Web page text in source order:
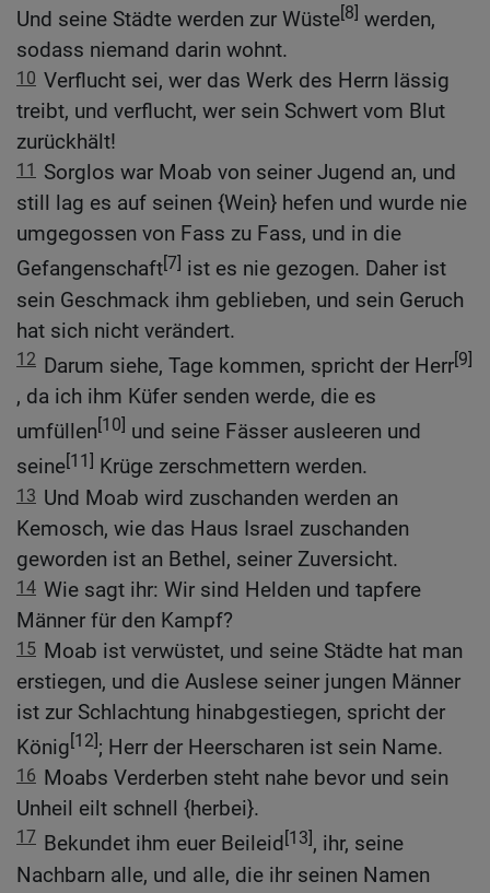
Und seine Städte werden zur Wüste[8] werden,
sodass niemand darin wohnt.
10 Verflucht sei, wer das Werk des Herrn lässig
treibt, und verflucht, wer sein Schwert vom Blut
zurückhält!
11
Sorglos war Moab von seiner Jugend an, und
still lag es auf seinen {Wein} hefen und wurde nie
umgegossen von Fass zu Fass, und in die
Gefangenschaft[7] ist es nie gezogen. Daher ist
sein Geschmack ihm geblieben, und sein Geruch
hat sich nicht verändert.
12 Darum siehe, Tage kommen, spricht der Herr[9]
, da ich ihm Küfer senden werde, die es
umfüllen[10] und seine Fässer ausleeren und
seine[11] Krüge zerschmettern werden.
13 Und Moab wird zuschanden werden an
Kemosch, wie das Haus Israel zuschanden
geworden ist an Bethel, seiner Zuversicht.
14 Wie sagt ihr: Wir sind Helden und tapfere
Männer für den Kampf?
15 Moab ist verwüstet, und seine Städte hat man
erstiegen, und die Auslese seiner jungen Männer
ist zur Schlachtung hinabgestiegen, spricht der
König[12]; Herr der Heerscharen ist sein Name.
16 Moabs Verderben steht nahe bevor und sein
Unheil eilt schnell {herbei}.
17 Bekundet ihm euer Beileid[13], ihr, seine
Nachbarn alle, und alle, die ihr seinen Namen